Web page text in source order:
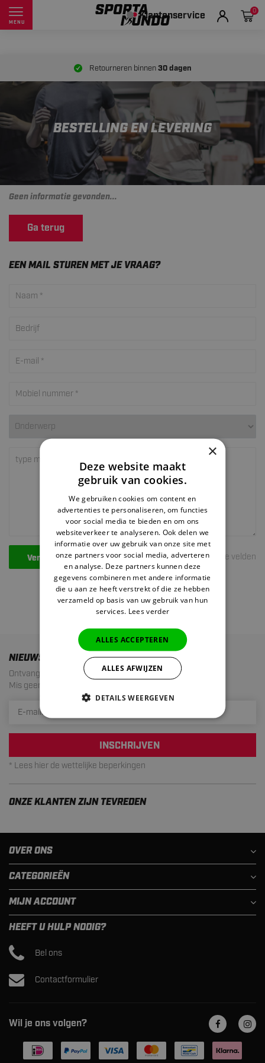
MENU Klantenservice 0
Retourneren binnen30 dagen
BESTELLING EN LEVERING
Geen informatie gevonden...
Ga terug
EEN MAIL STUREN MET JE VRAAG?
Verstuur *Verplichte velden
NIEUWSBRIEF
Ontvang de laatste aanbiedingen en acties!
Mis geen enkele actie meer. Maximaal 1 mail per maand.
INSCHRIJVEN
* Lees hier de wettelijke beperkingen
ONZE KLANTEN ZIJN TEVREDEN
OVER ONS
CATEGORIEËN
MIJN ACCOUNT
HEEFT U HULP NODIG?
Bel ons
Contactformulier
Wil je ons volgen?
×
Deze website maakt
gebruik van cookies.
We gebruiken cookies om content en
advertenties te personaliseren, om functies
voor social media te bieden en om ons
websiteverkeer te analyseren. Ook delen we
informatie over uw gebruik van onze site met
onze partners voor social media, adverteren
en analyse. Deze partners kunnen deze
gegevens combineren met andere informatie
die u aan ze heeft verstrekt of die ze hebben
verzameld op basis van uw gebruik van hun
services. Lees verder
ALLES ACCEPTEREN
ALLES AFWIJZEN
DETAILS WEERGEVEN